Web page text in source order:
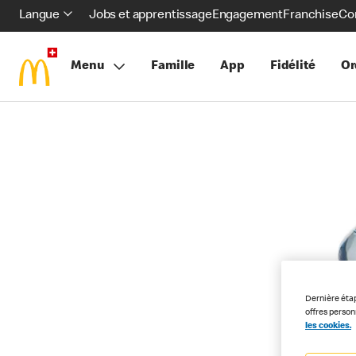
Langue Jobs et apprentissageEngagementFranchise
Menu Famille App Fidélité
Dernière
offres
les cookies.